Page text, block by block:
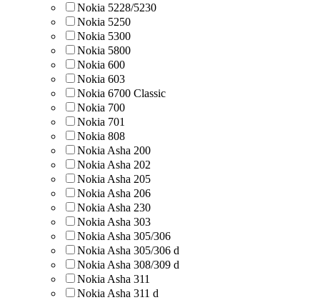
Nokia 5228/5230
Nokia 5250
Nokia 5300
Nokia 5800
Nokia 600
Nokia 603
Nokia 6700 Classic
Nokia 700
Nokia 701
Nokia 808
Nokia Asha 200
Nokia Asha 202
Nokia Asha 205
Nokia Asha 206
Nokia Asha 230
Nokia Asha 303
Nokia Asha 305/306
Nokia Asha 305/306 d
Nokia Asha 308/309 d
Nokia Asha 311
Nokia Asha 311 d